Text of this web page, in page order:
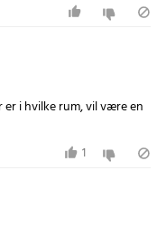
er i hvilke rum, vil være en
1